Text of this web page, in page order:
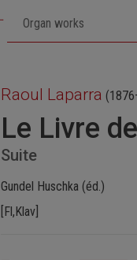
Raoul Laparra
Le Livre
Suite
Gundel Huschka (éd.)
[Fl,Klav]